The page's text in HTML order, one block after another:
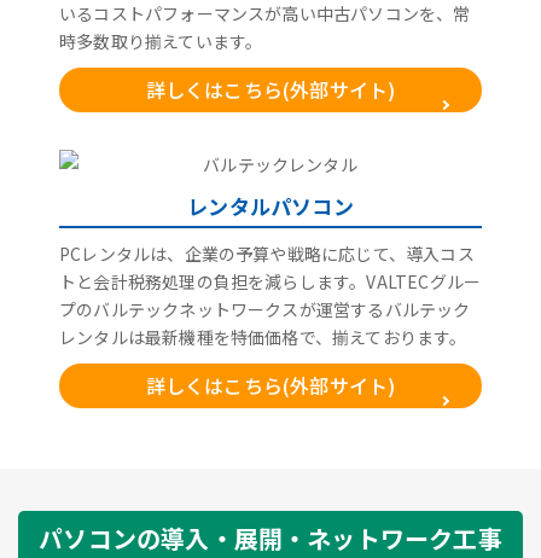
いるコストパフォーマンスが高い中古パソコンを、常
時多数取り揃えています。
詳しくはこちら(外部サイト)
レンタルパソコン
PCレンタルは、企業の予算や戦略に応じて、導入コス
トと会計税務処理の負担を減らします。VALTECグルー
プのバルテックネットワークスが運営するバルテック
レンタルは最新機種を特価価格で、揃えております。
詳しくはこちら(外部サイト)
パソコンの導入・展開・ネットワーク工事